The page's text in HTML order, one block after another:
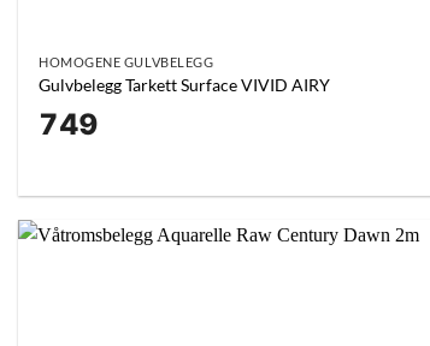
HOMOGENE GULVBELEGG
Gulvbelegg Tarkett Surface VIVID AIRY
749